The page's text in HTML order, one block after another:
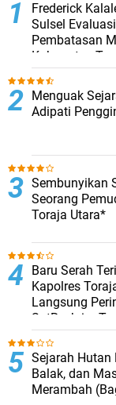
Frederick
Sulsel
Pembatasan
Kabupaten
Menguak
Adipati
Sembunyikan
Seorang
Toraja Utara*
Baru Serah
Kapolres
Langsung
SatReskrim
Seksual Anak
Sejarah Hutan
Balak, dan
Merambah